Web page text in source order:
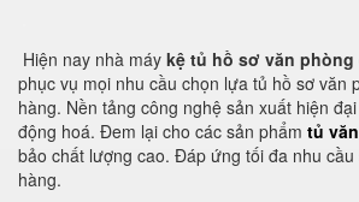
Hiện nay nhà máy kệ tủ hồ sơ văn phòng
phục vụ mọi nhu cầu chọn lựa tủ hồ sơ văn
hàng. Nền tảng công nghệ sản xuất hiện
động hoá. Đem lại cho các sản phẩm tủ
bảo chất lượng cao. Đáp ứng tối đa nhu
hàng.